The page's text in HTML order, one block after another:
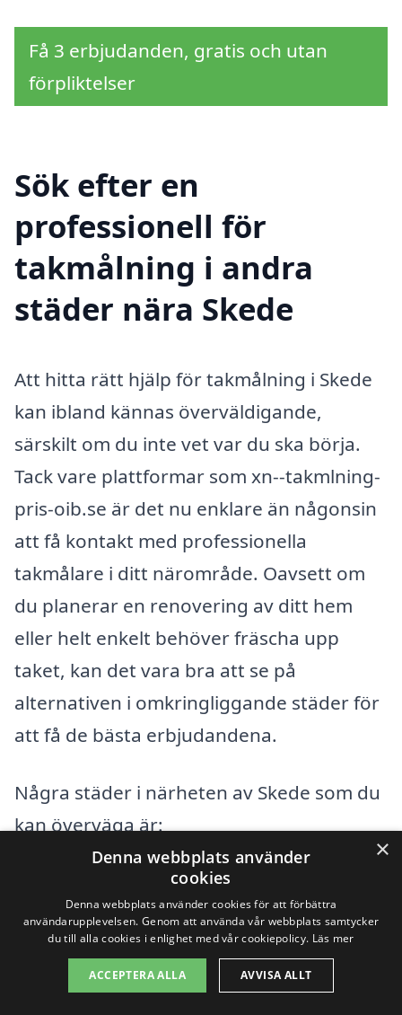
Få 3 erbjudanden, gratis och utan
förpliktelser
Sök efter en
professionell för
takmålning i andra
städer nära Skede
Att hitta rätt hjälp för takmålning i Skede
kan ibland kännas överväldigande,
särskilt om du inte vet var du ska börja.
Tack vare plattformar som xn--takmlning-
pris-oib.se är det nu enklare än någonsin
att få kontakt med professionella
takmålare i ditt närområde. Oavsett om
du planerar en renovering av ditt hem
eller helt enkelt behöver fräscha upp
taket, kan det vara bra att se på
alternativen i omkringliggande städer för
att få de bästa erbjudandena.
Några städer i närheten av Skede som du
kan överväga är:
Hyltebruk
Bredaryd
×
Denna webbplats använder
cookies
Denna webbplats använder cookies för att förbättra
användarupplevelsen. Genom att använda vår webbplats samtycker
du till alla cookies i enlighet med vår cookiepolicy. Läs mer
ACCEPTERA ALLA AVVISA ALLT